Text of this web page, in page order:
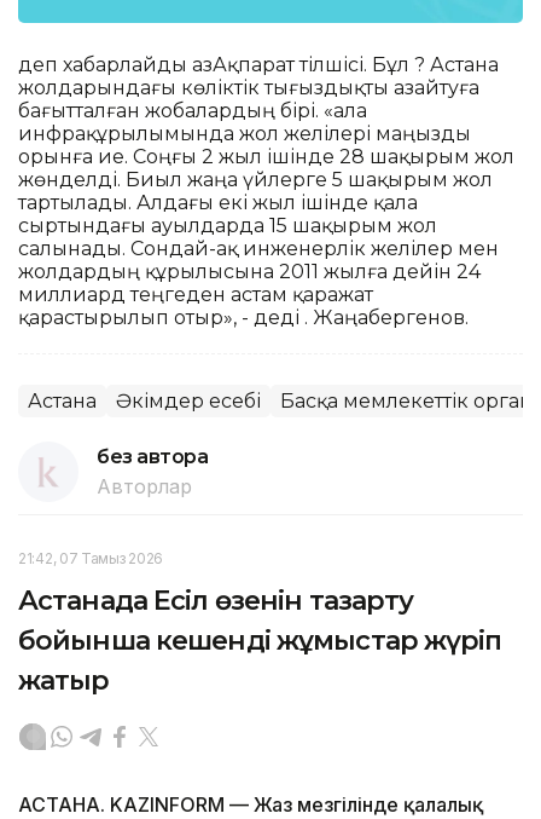
деп хабарлайды ҚазАқпарат тілшісі. Бұл ? Астана
жолдарындағы көліктік тығыздықты азайтуға
бағытталған жобалардың бірі. «Қала
инфрақұрылымында жол желілері маңызды
орынға ие. Соңғы 2 жыл ішінде 28 шақырым жол
жөнделді. Биыл жаңа үйлерге 5 шақырым жол
тартылады. Алдағы екі жыл ішінде қала
сыртындағы ауылдарда 15 шақырым жол
салынады. Сондай-ақ инженерлік желілер мен
жолдардың құрылысына 2011 жылға дейін 24
миллиард теңгеден астам қаражат
қарастырылып отыр», - деді Қ. Жаңабергенов.
Астана Әкімдер есебі Басқа мемлекеттік
без автора
Авторлар
21:42, 07 Тамыз 2026
Астанада Есіл өзенін тазарту
бойынша кешенді жұмыстар жүріп
жатыр
АСТАНА. KAZINFORM — Жаз мезгілінде қалалық